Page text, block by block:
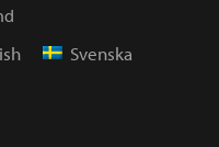
Svenska